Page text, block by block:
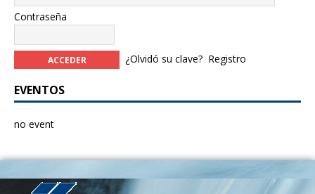
Contraseña
¿Olvidó su clave? Registro
EVENTOS
no event